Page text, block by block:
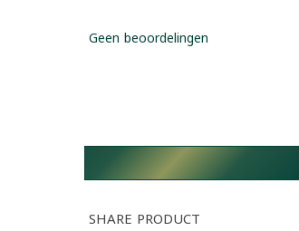
Geen beoordelingen
SHARE PRODUCT